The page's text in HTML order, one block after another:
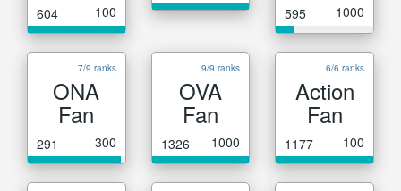
604 100 595 1000
7/9 ranks
ONA
Fan
291 300
9/9 ranks
OVA
Fan
1326 1000
6/6 ranks
Action
Fan
1177 100